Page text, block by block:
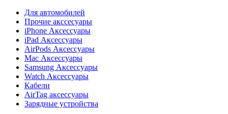
Для автомобилей
Прочие акссесуары
iPhone Аксессуары
iPad Аксессуары
AirPods Аксессуары
Mac Аксессуары
Samsung Аксессуары
Watch Аксессуары
Кабели
AirTag аксессуары
Зарядные устройства